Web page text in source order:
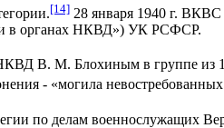
[14] 28 января 1940 г.
в органах НКВД») УК РСФСР.
НКВД В. М. Блохиным в группе
- «могила
по делам военнослужащих